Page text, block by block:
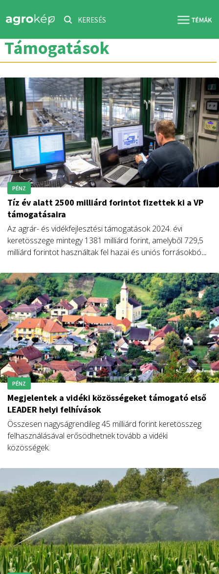
KERESÉS
Támogatások
PÉNZ
Tíz év alatt 2500 milliárd forintot fizettek ki a VP
támogatásaira
Az agrár- és vidékfejlesztési támogatások 2024. évi
keretösszege mintegy 1381 milliárd forint, amelyből 729,5
milliárd forintot használtak fel hazai és uniós forrásokból
kifizetett összeg 2014 óta már 2500 milliárd forintot tesz
ki.
PÉNZ
Megjelentek a vidéki közösségeket támogató első
LEADER helyi felhívások
Összesen nagyságrendileg 45 milliárd forint keretösszeg
felhasználásával erősödhetnek tovább a vidéki
közösségek.